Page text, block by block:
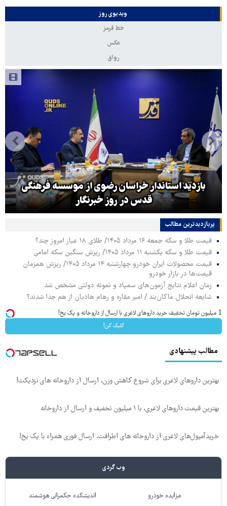
ویدیوی روز
خط قرمز
عکس
رواق
بازدید استاندار خراسان رضوی از موسسه فرهنگی
قدس در روز خبرنگار
پربازدیدترین‌ مطالب
قیمت طلا و سکه جمعه ۱۶ مرداد ۱۴۰۵/ طلای ۱۸ عیار امروز چند؟
قیمت طلا و سکه یکشنبه ۱۱ مرداد ۱۴۰۵/ ریزش سنگین سکه امامی
قیمت محصولات ایران خودرو چهارشنبه ۱۴ مرداد ۱۴۰۵/ ریزش همزمان
قیمت‌ها در بازار خودرو
زمان اعلام نتایج آزمون‌های سمپاد و نمونه دولتی مشخص شد
شایعه انحلال ماکان‌بند / امیر مقاره و رهام هادیان از هم جدا شدند؟
1 میلیون تومان تخفیف خرید داروهای لاغری با ارسال از داروخانه و پک یخ!
کلیک کن!
مطالب پیشنهادی
بهترین داروهای لاغری برای شروع کاهش وزن، ارسال از داروخانه های نزدیکت!
بهترین قیمت داروهای لاغری، با ۱ میلیون تخفیف و ارسال از داروخانه‌
خریدآمپول‌های لاغری از داروخانه های اطرافت، ارسال فوری همراه با پک یخ!
وب گردی
مزایده خودرو اندیشکده حکمرانی هوشمند